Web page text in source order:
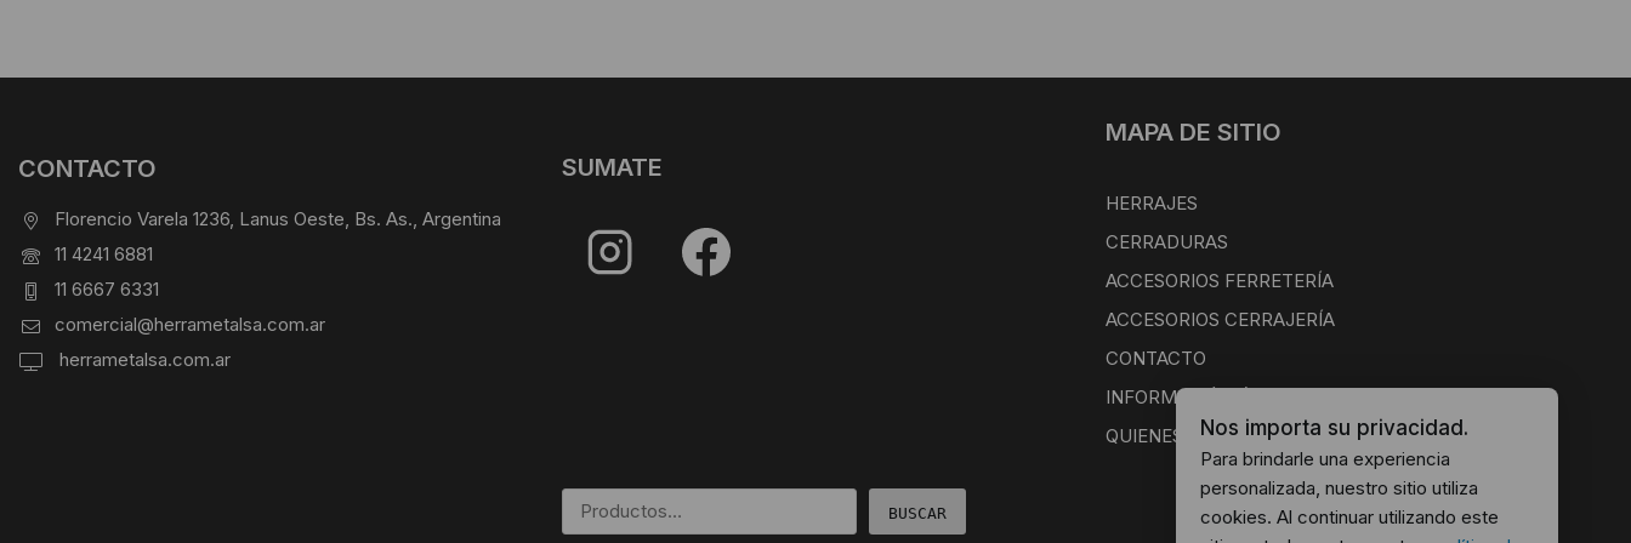
CONTACTO
Florencio Varela 1236, Lanus Oeste, Bs. As., Argentina
11 4241 6881
11 6667 6331
comercial@herrametalsa.com.ar
herrametalsa.com.ar
SUMATE
MAPA DE SITIO
HERRAJES
CERRADURAS
ACCESORIOS FERRETERÍA
ACCESORIOS CERRAJERÍA
CONTACTO
INFORMACIÓN ÚTIL
QUIENES SOMOS
BUSCAR
Nos importa su privacidad.
Para brindarle una experiencia
personalizada, nuestro sitio utiliza
cookies. Al continuar utilizando este